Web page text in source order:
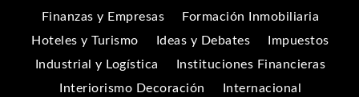
Finanzas y Empresas
Formación Inmobiliaria
Hoteles y Turismo
Ideas y Debates
Impuestos
Industrial y Logística
Instituciones Financieras
Interiorismo Decoración
Internacional